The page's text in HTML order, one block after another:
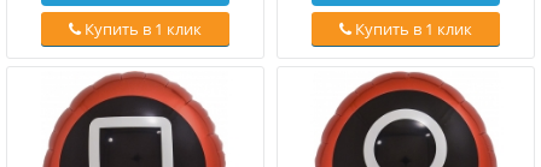
Купить в 1 клик Купить в 1 клик